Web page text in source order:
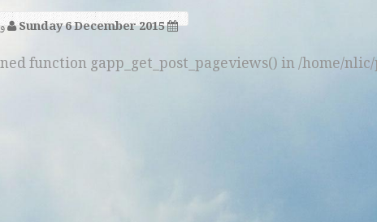
Sunday 6 December 2015
function gapp_get_post_pageviews() in /